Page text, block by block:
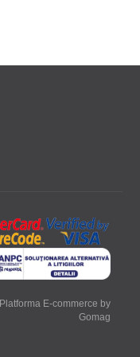
Platforma E-commerce by
Gomag